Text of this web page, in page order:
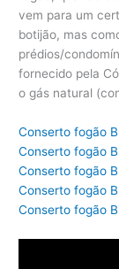
vem para um
botijão, mas
prédios/
fornecido pela
o gás natural
Conserto fogão
Conserto fogão
Conserto fogão
Conserto fogão
Conserto fogão